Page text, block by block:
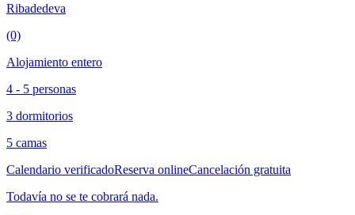
Ribadedeva
(0)
Alojamiento entero
4 - 5 personas
3 dormitorios
5 camas
Calendario verificadoReserva onlineCancelación gratuita
Todavía no se te cobrará nada.